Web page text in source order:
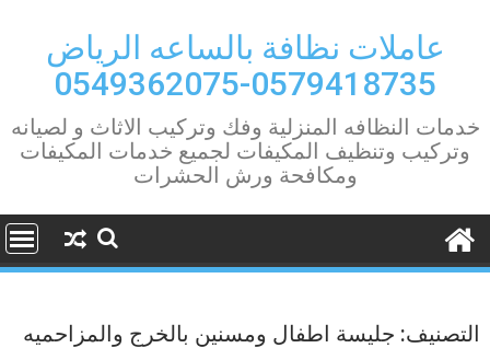
contentعاملات نظافة بالساعه الرياض
0579418735-0549362075
خدمات النظافه المنزلية وفك وتركيب الاثاث و لصيانه
وتركيب وتنظيف المكيفات لجميع خدمات المكيفات
ومكافحة ورش الحشرات
التصنيف: جليسة اطفال ومسنين بالخرج والمزاحميه